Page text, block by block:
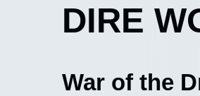
DIRE
War of the